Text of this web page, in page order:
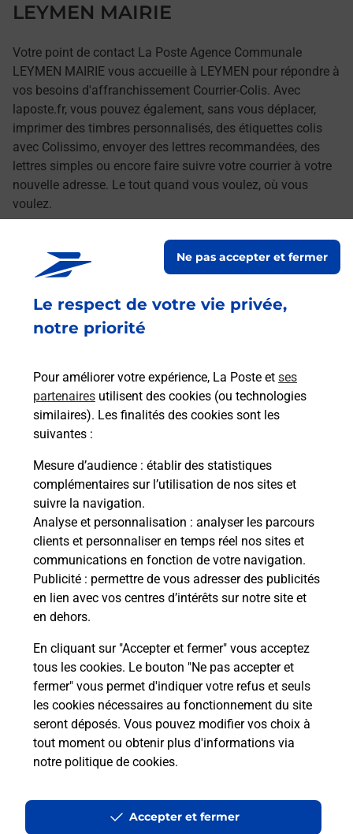
Le respect de votre vie privée,
notre priorité
Pour améliorer votre expérience, La Poste et ses
partenaires utilisent des cookies (ou technologies
similaires). Les finalités des cookies sont les
suivantes :
Mesure d’audience : établir des statistiques
complémentaires sur l’utilisation de nos sites et
suivre la navigation.
Analyse et personnalisation : analyser les parcours
clients et personnaliser en temps réel nos sites et
communications en fonction de votre navigation.
Publicité : permettre de vous adresser des publicités
en lien avec vos centres d’intérêts sur notre site et
en dehors.
En cliquant sur "Accepter et fermer" vous acceptez
tous les cookies. Le bouton "Ne pas accepter et
fermer" vous permet d'indiquer votre refus et seuls
les cookies nécessaires au fonctionnement du site
seront déposés. Vous pouvez modifier vos choix à
tout moment ou obtenir plus d'informations via
notre politique de cookies.
Ne pas accepter et fermer
Accepter et fermer
LEYMEN MAIRIE
Votre point de contact La Poste Agence Communale
LEYMEN MAIRIE vous accueille à LEYMEN pour répondre à
vos besoins d'affranchissement Courrier-Colis. Avec
laposte.fr, vous pouvez également, sans vous déplacer,
imprimer des timbres personnalisés, des étiquettes colis
avec Colissimo, envoyer des lettres recommandées, des
lettres simples ou encore faire suivre votre courrier à votre
nouvelle adresse. Le tout quand vous voulez, où vous
voulez.
Découvrez toutes les offres et services en ligne de
La Poste
Haut-Rhin LEYMEN
Accessibilité : partiellement conforme